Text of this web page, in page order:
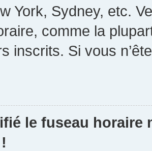
York, Sydney, etc.
comme la
inscrits. Si vous
le fuseau horaire